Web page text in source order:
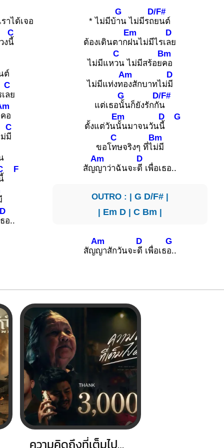
าได้เจอ
ง
C
นี้
ต์
C
ลย
คอ
C
มี
F
ธอ..
* ไม่มีบ้
G
าน ไม่มีรถ
D/F#
ยนต์
ต้องเดินตาก
Em
ฝนไม่มีไรเ
D
ลย
ไม่มีแห
C
วน ไม่มีสร้อย
Bm
คอ
ไม่มีแท่งท
Am
องสักบาทไม่
D
มี
แต่เธอ
G
นั้นก็ยังรักกั
D/F#
น
ตั้งแต่วัน
Em
นั้นมาจนวัน
D
นี้
G
ขอโ
C
ทษจริงๆ ที่ไ
Bm
ม่มี
สัญ
Am
ญาว่าฉันจะ
D
ดี เพื่อเธอ..
OUTRO : | G D/F#|
| Em D| C Bm |
สัญ
Am
ญาสักวันจะ
D
ดี เพื่อเธ
G
อ..
ความคิดถึงที่เต็มไปด้วยน้ำตา